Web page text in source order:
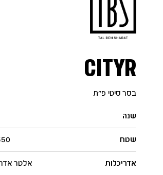
CITYR
בסר סיטי פ״ת
שנה
שטח 550
אדריכלות אלטר